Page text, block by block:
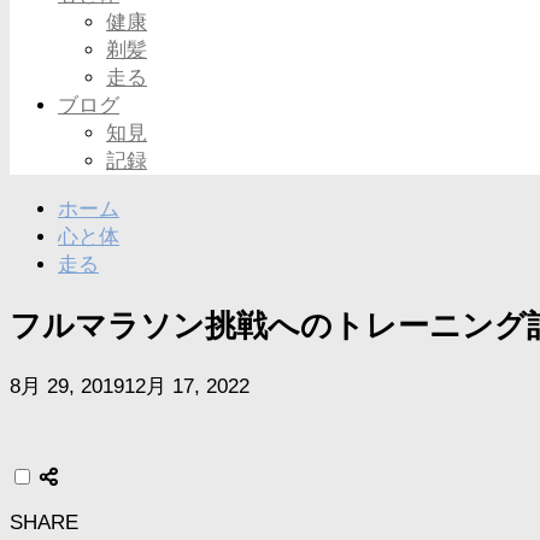
健康
剃髪
走る
ブログ
知見
記録
ホーム
心と体
走る
フルマラソン挑戦へのトレーニング
8月 29, 201912月 17, 2022
SHARE